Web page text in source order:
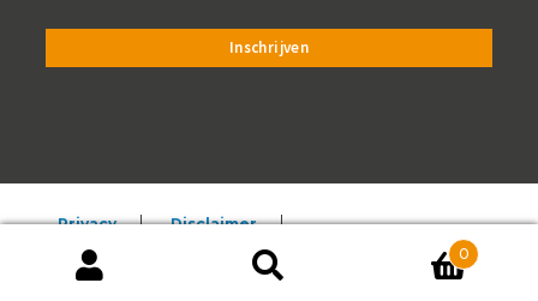
Producten
0
Privacy
Disclaimer
Algemene voorwaarden